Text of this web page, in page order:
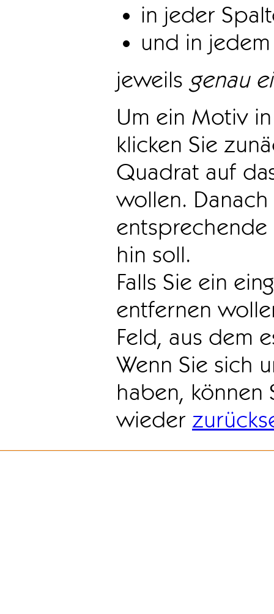
in jeder
und in
jeweils genau
Um ein Motiv
klicken Sie
Quadrat auf
wollen.
hin soll.
Falls Sie ein
entfernen
Feld, aus dem
Wenn Sie sich
haben, können
wieder